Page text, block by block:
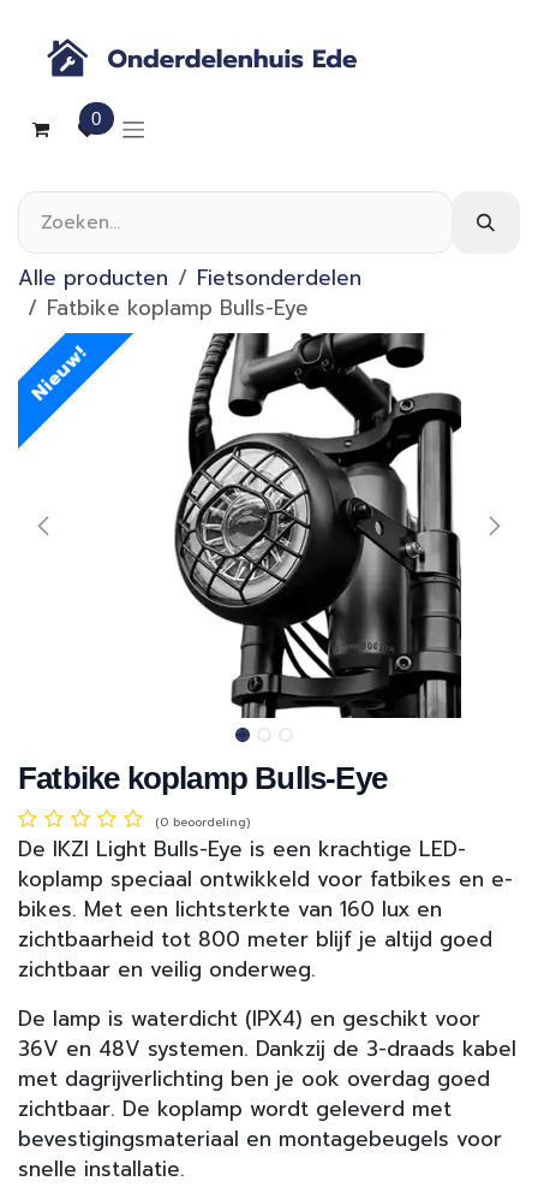
0
Alle producten
Fietsonderdelen
Fatbike koplamp Bulls-Eye
Nieuw!
Fatbike koplamp Bulls-Eye
(0 beoordeling)
De IKZI Light Bulls-Eye is een krachtige LED-
koplamp speciaal ontwikkeld voor fatbikes en e-
bikes. Met een lichtsterkte van 160 lux en
zichtbaarheid tot 800 meter blijf je altijd goed
zichtbaar en veilig onderweg.
De lamp is waterdicht (IPX4) en geschikt voor
36V en 48V systemen. Dankzij de 3-draads kabel
met dagrijverlichting ben je ook overdag goed
zichtbaar. De koplamp wordt geleverd met
bevestigingsmateriaal en montagebeugels voor
snelle installatie.